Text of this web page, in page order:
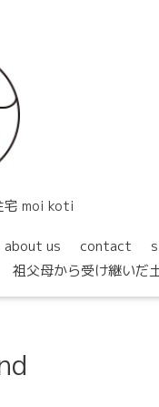
宅 moi koti
about us contact
祖父母から受け継いだ